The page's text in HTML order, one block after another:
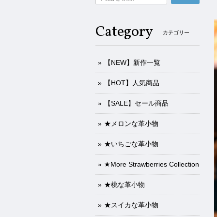
Category カテゴリー
【NEW】新作一覧
【HOT】人気商品
【SALE】セール商品
★メロンな革小物
★いちごな革小物
★More Strawberries Collection
★桃な革小物
★スイカな革小物